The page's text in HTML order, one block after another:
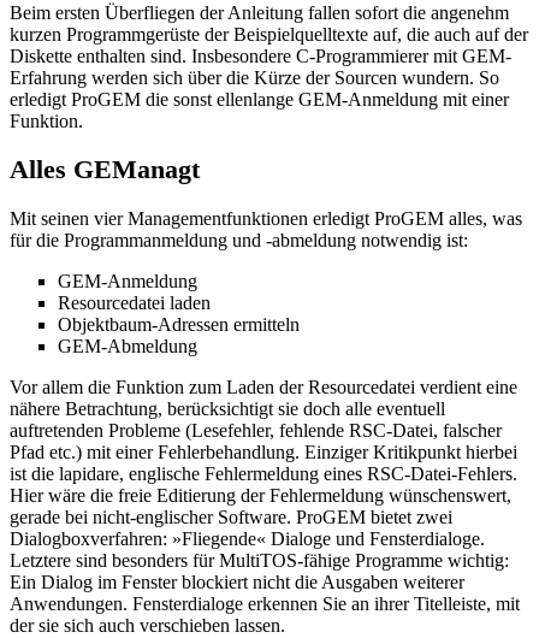
Beim ersten Überfliegen der Anleitung fallen sofort die angenehm
kurzen Programmgerüste der Beispielquelltexte auf, die auch auf der
Diskette enthalten sind. Insbesondere C-Programmierer mit GEM-
Erfahrung werden sich über die Kürze der Sourcen wundern. So
erledigt ProGEM die sonst ellenlange GEM-Anmeldung mit einer
Funktion.
Alles GEManagt
Mit seinen vier Managementfunktionen erledigt ProGEM alles, was
für die Programmanmeldung und -abmeldung notwendig ist:
GEM-Anmeldung
Resourcedatei laden
Objektbaum-Adressen ermitteln
GEM-Abmeldung
Vor allem die Funktion zum Laden der Resourcedatei verdient eine
nähere Betrachtung, berücksichtigt sie doch alle eventuell
auftretenden Probleme (Lesefehler, fehlende RSC-Datei, falscher
Pfad etc.) mit einer Fehlerbehandlung. Einziger Kritikpunkt hierbei
ist die lapidare, englische Fehlermeldung eines RSC-Datei-Fehlers.
Hier wäre die freie Editierung der Fehlermeldung wünschenswert,
gerade bei nicht-englischer Software. ProGEM bietet zwei
Dialogboxverfahren: »Fliegende« Dialoge und Fensterdialoge.
Letztere sind besonders für MultiTOS-fähige Programme wichtig:
Ein Dialog im Fenster blockiert nicht die Ausgaben weiterer
Anwendungen. Fensterdialoge erkennen Sie an ihrer Titelleiste, mit
der sie sich auch verschieben lassen.